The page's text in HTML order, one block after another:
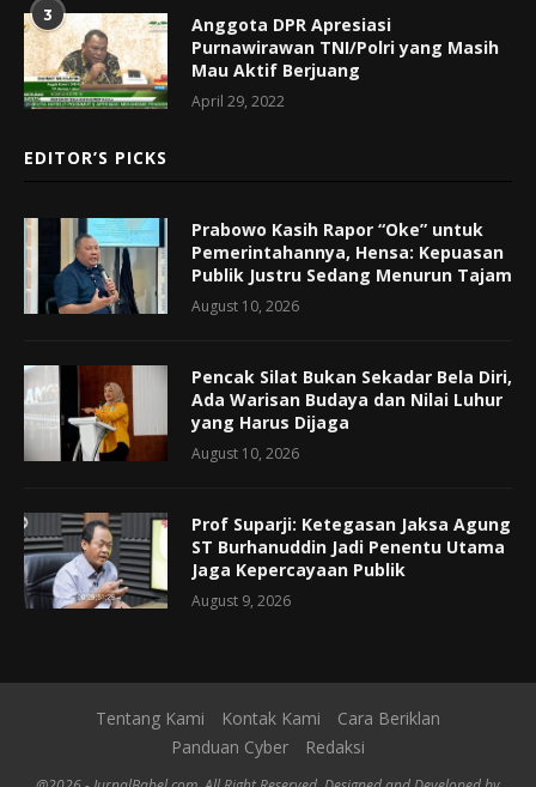
3
Anggota DPR Apresiasi
Purnawirawan TNI/Polri yang Masih
Mau Aktif Berjuang
April 29, 2022
EDITOR’S PICKS
Prabowo Kasih Rapor “Oke” untuk
Pemerintahannya, Hensa: Kepuasan
Publik Justru Sedang Menurun Tajam
August 10, 2026
Pencak Silat Bukan Sekadar Bela Diri,
Ada Warisan Budaya dan Nilai Luhur
yang Harus Dijaga
August 10, 2026
Prof Suparji: Ketegasan Jaksa Agung
ST Burhanuddin Jadi Penentu Utama
Jaga Kepercayaan Publik
August 9, 2026
Tentang Kami Kontak Kami
Cara Beriklan
Panduan Cyber
Redaksi